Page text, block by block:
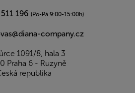
196 (Po-Pá 9:00-15:00h)
company.cz
1091/8, hala 3
Praha 6 - Ruzyně
republika